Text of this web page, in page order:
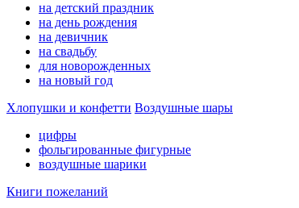
на детский праздник
на день рождения
на девичник
на свадьбу
для новорожденных
на новый год
Хлопушки и конфетти Воздушные шары
цифры
фольгированные фигурные
воздушные шарики
Книги пожеланий